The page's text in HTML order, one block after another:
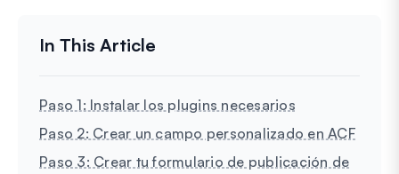
Paso 1: Instalar los plugins necesarios
Paso 2: Crear un campo personalizado en ACF
Paso 3: Crear tu formulario de publicación de